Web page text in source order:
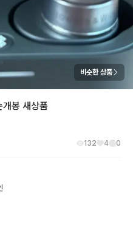
비슷한 상품
봉 새상품
132 4 0